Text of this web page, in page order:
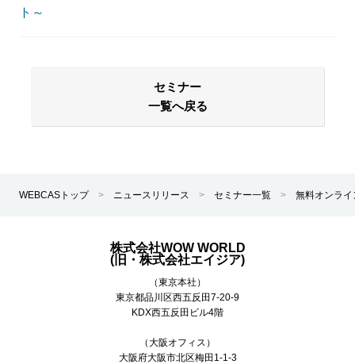
ト～
セミナー
一覧へ戻る
WEBCASトップ > ニュースリリース > セミナー一覧 > 無料オンラ
株式会社WOW WORLD
(旧・株式会社エイジア)
（東京本社）
東京都品川区西五反田7-20-9
KDX西五反田ビル4階
（大阪オフィス）
大阪府大阪市北区梅田1-1-3